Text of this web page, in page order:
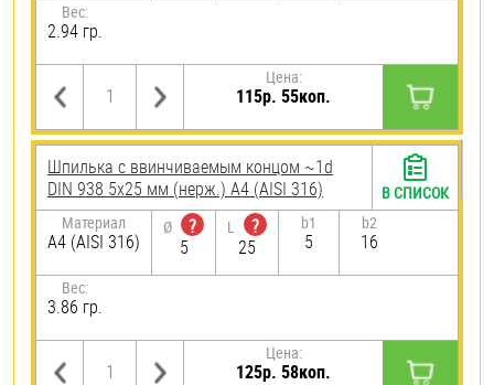
Вес:
2.94 гр.
Цена:
115р. 55коп.
Шпилька c ввинчиваемым концом ~1d
DIN 938 5х25 мм (нерж.) A4 (AISI 316)
Материал
A4 (AISI 316)
Ø
?
5
L
?
25
b1
5
b2
16
Вес:
3.86 гр.
Цена:
125р. 58коп.
В СПИСОК